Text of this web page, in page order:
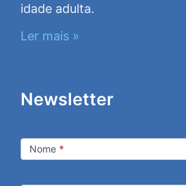
idade adulta.
Ler mais »
Newsletter
Nome *